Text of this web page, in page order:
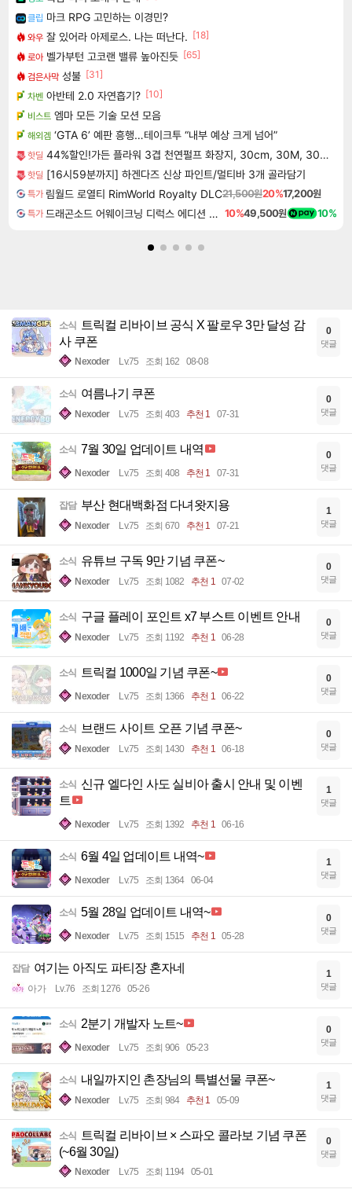
클립 마크 RPG 고민하는 이경민?
와우 잘 있어라 아제로스. 나는 떠난다. [18]
로아 벨가부턴 고코랜 밸류 높아진듯 [65]
검은사막 성불 [31]
차벤 아반테 2.0 자연흡기? [10]
비스트 엠마 모든 기술 모션 모음
해외겜 ‘GTA 6’ 예판 흥행…테이크투 “내부 예상 크게 넘어”
핫딜 44%할인!가든 플라워 3겹 천연펄프 화장지, 30cm, 30M, 30롤, 2팩
핫딜 [16시59분까지] 하겐다즈 신상 파인트/멀티바 3개 골라담기
특가 림월드 로열티 RimWorld Royalty DLC21,500원20%17,200원
특가 드래곤소드 어웨이크닝 디럭스 에디션 DragonSword Awakening Deluxe Edition 10%49,500원 10%
소식
트릭컬 리바이브 공식 X 팔로우 3만 달성 감
사 쿠폰
Nexoder Lv.75 조회 162 08-08
0
댓글
소식 여름나기 쿠폰
Nexoder Lv.75 조회 403 추천 1 07-31
0
댓글
소식 7월 30일 업데이트 내역
Nexoder Lv.75 조회 408 추천 1 07-31
0
댓글
잡담 부산 현대백화점 다녀왓지용
Nexoder Lv.75 조회 670 추천 1 07-21
1
댓글
소식 유튜브 구독 9만 기념 쿠폰~
Nexoder Lv.75 조회 1082 추천 1 07-02
0
댓글
소식 구글 플레이 포인트 x7 부스트 이벤트 안내
Nexoder Lv.75 조회 1192 추천 1 06-28
0
댓글
소식 트릭컬 1000일 기념 쿠폰~
Nexoder Lv.75 조회 1366 추천 1 06-22
0
댓글
소식 브랜드 사이트 오픈 기념 쿠폰~
Nexoder Lv.75 조회 1430 추천 1 06-18
0
댓글
소식
신규 엘다인 사도 실비아 출시 안내 및 이벤
트
Nexoder Lv.75 조회 1392 추천 1 06-16
1
댓글
소식 6월 4일 업데이트 내역~
Nexoder Lv.75 조회 1364 06-04
1
댓글
소식 5월 28일 업데이트 내역~
Nexoder Lv.75 조회 1515 추천 1 05-28
0
댓글
잡담 여기는 아직도 파티장 혼자네
아가 Lv.76 조회 1276 05-26
1
댓글
소식 2분기 개발자 노트~
Nexoder Lv.75 조회 906 05-23
0
댓글
소식 내일까지인 촌장님의 특별선물 쿠폰~
Nexoder Lv.75 조회 984 추천 1 05-09
1
댓글
소식
트릭컬 리바이브 × 스파오 콜라보 기념 쿠폰
(~6월 30일)
Nexoder Lv.75 조회 1194 05-01
0
댓글